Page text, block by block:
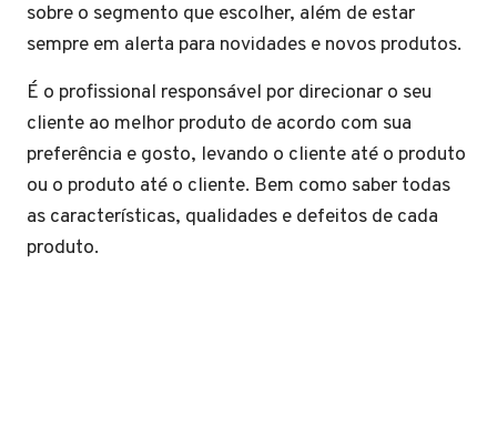
sobre o segmento que escolher, além de estar
sempre em alerta para novidades e novos produtos.
É o profissional responsável por direcionar o seu
cliente ao melhor produto de acordo com sua
preferência e gosto, levando o cliente até o produto
ou o produto até o cliente. Bem como saber todas
as características, qualidades e defeitos de cada
produto.